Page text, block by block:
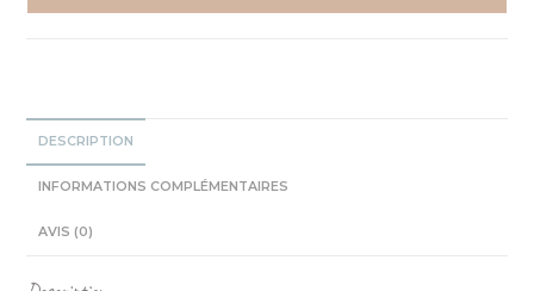
Terracotta
DESCRIPTION
INFORMATIONS COMPLÉMENTAIRES
AVIS (0)